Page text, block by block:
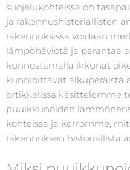
suojelukohteissa on
ja rakennushistoriallisten
rakennuksissa voidaan
lämpöhäviötä ja parantaa
kunnostamalla ikkunat
kunnioittavat alkuperäistä
artikkelissa käsittelemme
puuikkunoiden
kohteissa ja kerromme,
rakennuksen historiallista